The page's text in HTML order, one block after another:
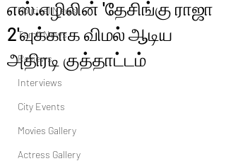
Political News
Tamil News
Reviews
Interviews
City Events
Movies Gallery
Actress Gallery
எஸ்.எழிலின் 'தேசிங்கு ராஜா
2'வுக்காக விமல் ஆடிய
அதிரடி குத்தாட்டம்